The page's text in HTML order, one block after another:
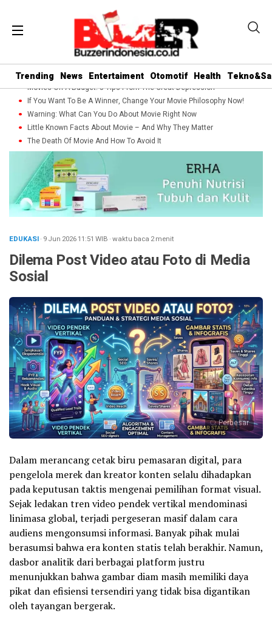
Trending News Entertaiment Otomotif Health
Movies On A Budget: 5 Tips From The Great Depression
If You Want To Be A Winner, Change Your Movie Philosophy Now!
Warning: What Can You Do About Movie Right Now
Little Known Facts About Movie – And Why They Matter
The Death Of Movie And How To Avoid It
EDUKASI· 9 Jun 202611:51 WIB ·waktu baca 2 menit
Dilema Post Video atau Foto di Media
Sosial
Perbesar
Dalam merancang cetak biru pemasaran digital, para
pengelola merek dan kreator konten selalu dihadapkan
pada keputusan taktis mengenai pemilihan format visual.
Sejak ledakan tren video pendek vertikal mendominasi
linimasa global, terjadi pergeseran masif dalam cara
audiens mengonsumsi informasi. Banyak pihak mulai
berasumsi bahwa era konten statis telah berakhir. Namun,
dasbor analitik dari berbagai platform justru
menunjukkan bahwa gambar diam masih memiliki daya
pikat dan efisiensi tersendiri yang tidak bisa digantikan
oleh tayangan bergerak.